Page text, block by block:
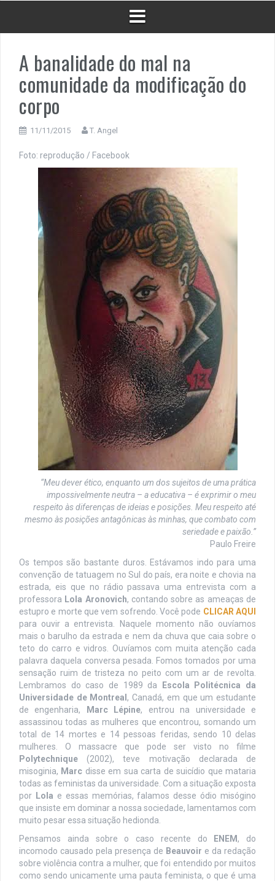
A banalidade do mal na
comunidade da modificação do
corpo
11/11/2015 T. Angel
Foto: reprodução / Facebook
“Meu dever ético, enquanto um dos sujeitos de uma prática
impossivelmente neutra – a educativa – é exprimir o meu
respeito às diferenças de ideias e posições. Meu respeito até
mesmo às posições antagônicas às minhas, que combato com
seriedade e paixão.”
Paulo Freire
Os tempos são bastante duros. Estávamos indo para uma
convenção de tatuagem no Sul do país, era noite e chovia na
estrada, eis que no rádio passava uma entrevista com a
professora Lola Aronovich, contando sobre as ameaças de
estupro e morte que vem sofrendo. Você pode CLICAR AQUI
para ouvir a entrevista. Naquele momento não ouvíamos
mais o barulho da estrada e nem da chuva que caia sobre o
teto do carro e vidros. Ouvíamos com muita atenção cada
palavra daquela conversa pesada. Fomos tomados por uma
sensação ruim de tristeza no peito com um ar de revolta.
Lembramos do caso de 1989 da
Escola Politécnica da
Universidade de Montreal , Canadá, em que um estudante
de engenharia,
Marc Lépine, entrou na universidade e
assassinou todas as mulheres que encontrou, somando um
total de 14 mortes e 14 pessoas feridas, sendo 10 delas
mulheres. O massacre que pode ser visto no filme
Polytechnique (2002), teve motivação declarada de
misoginia, Marc disse em sua carta de suicídio que mataria
todas as feministas da universidade. Com a situação exposta
por Lola e essas memórias, falamos desse ódio misógino
que insiste em dominar a nossa sociedade, lamentamos com
muito pesar essa situação hedionda.
Pensamos ainda sobre o caso recente do
ENEM , do
incomodo causado pela presença de Beauvoir e da redação
sobre violência contra a mulher, que foi entendido por muitos
como sendo unicamente uma pauta feminista, o que é uma